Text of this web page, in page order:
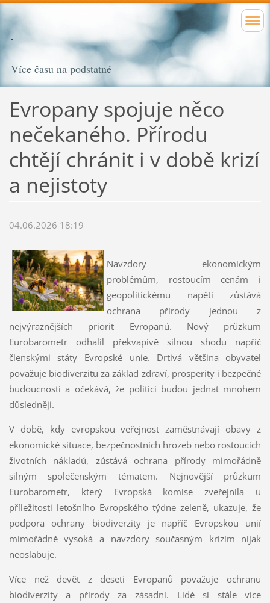
Více času na podstatné
Evropany spojuje něco
nečekaného. Přírodu
chtějí chránit i v době krizí
a nejistoty
04.06.2026 18:19
Navzdory ekonomickým
problémům, rostoucím cenám i
geopolitickému napětí zůstává
ochrana přírody jednou z
nejvýraznějších priorit Evropanů. Nový průzkum
Eurobarometr odhalil překvapivě silnou shodu napříč
členskými státy Evropské unie. Drtivá většina obyvatel
považuje biodiverzitu za základ zdraví, prosperity i bezpečné
budoucnosti a očekává, že politici budou jednat mnohem
důsledněji.
V době, kdy evropskou veřejnost zaměstnávají obavy z
ekonomické situace, bezpečnostních hrozeb nebo rostoucích
životních nákladů, zůstává ochrana přírody mimořádně
silným společenským tématem. Nejnovější průzkum
Eurobarometr, který Evropská komise zveřejnila u
příležitosti letošního Evropského týdne zeleně, ukazuje, že
podpora ochrany biodiverzity je napříč Evropskou unií
mimořádně vysoká a navzdory současným krizím nijak
neoslabuje.
Více než devět z deseti Evropanů považuje ochranu
biodiverzity a přírody za zásadní. Lidé si stále více